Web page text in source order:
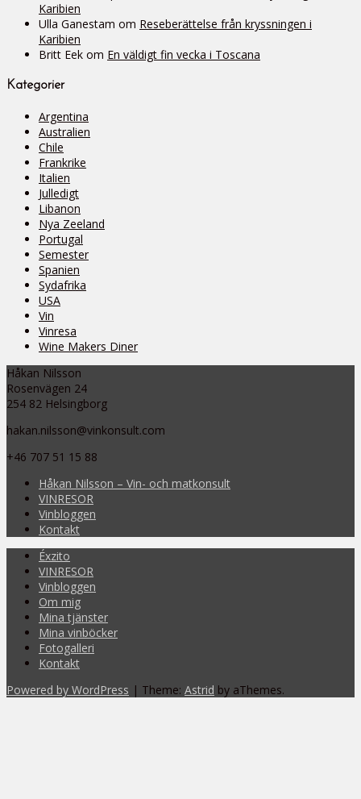
Karibien
Ulla Ganestam om Reseberättelse från kryssningen i
Karibien
Britt Eek om En väldigt fin vecka i Toscana
Kategorier
Argentina
Australien
Chile
Frankrike
Italien
Julledigt
Libanon
Nya Zeeland
Portugal
Semester
Spanien
Sydafrika
USA
Vin
Vinresa
Wine Makers Diner
Håkan Nilsson
Rosenvägen 24
254 82 Helsingborg
hakan.nilsson@vinkonsult.com
+46 707 51 15 88
Håkan Nilsson – Vin- och matkonsult
VINRESOR
Vinbloggen
Kontakt
Éxzito
VINRESOR
Vinbloggen
Om mig
Mina tjänster
Mina vinböcker
Fotogalleri
Kontakt
Powered by WordPress | Theme: Astrid by aThemes.